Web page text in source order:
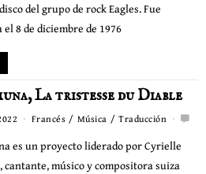
del grupo de rock Eagles. Fue
el 8 de diciembre de 1976
La tristesse du Diable
Francés / Música / Traducción
es un proyecto liderado por Cyrielle
cantante, músico y compositora suiza